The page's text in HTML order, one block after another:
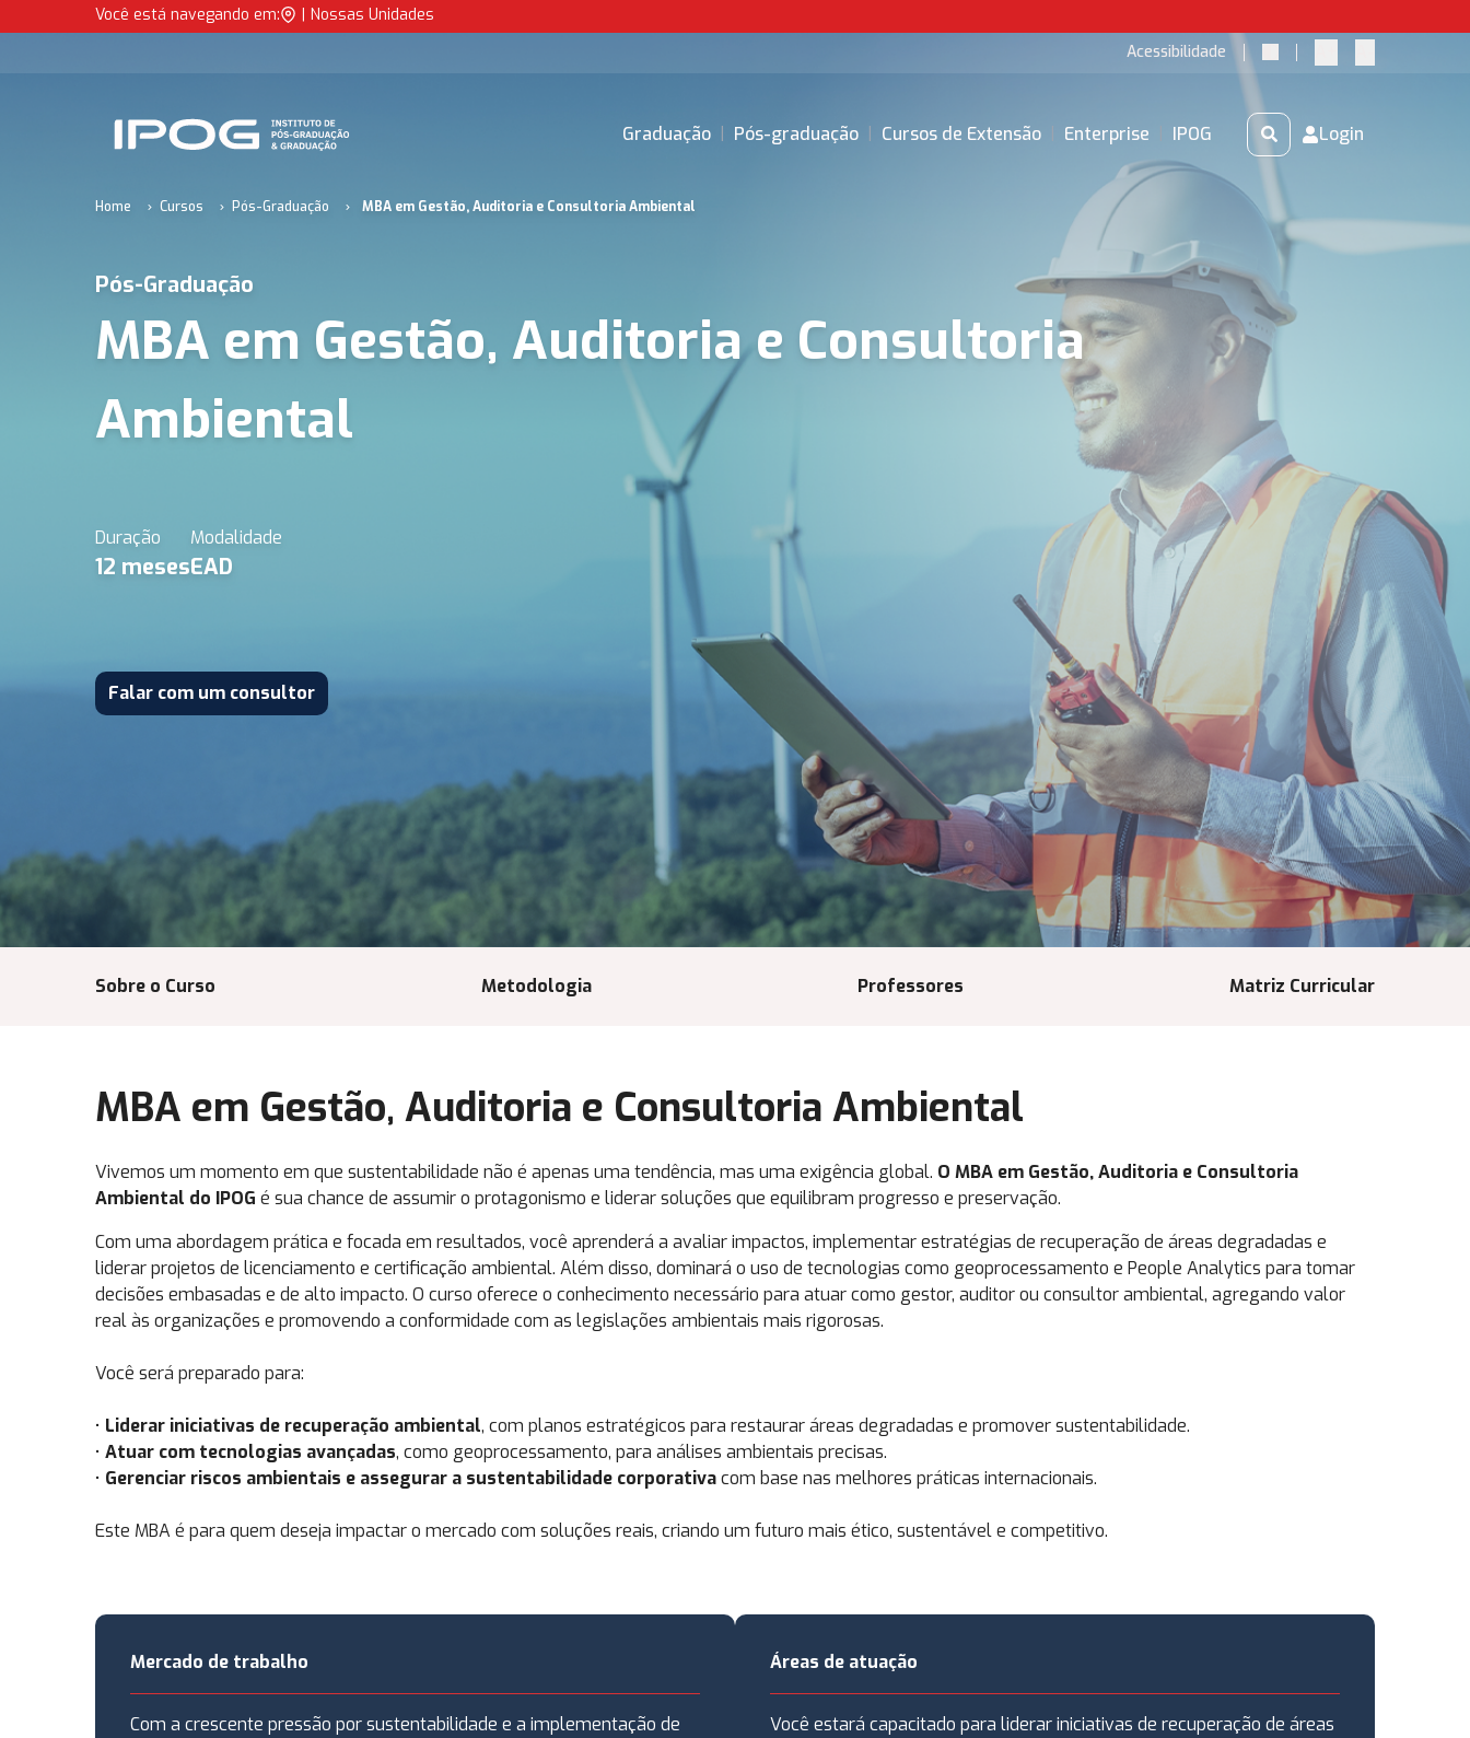
Você está navegando em: | Nossas Unidades
Acessibilidade
IPOG Graduação | Pós-graduação | Cursos de Extensão | Enterprise | IPOG Login
Home Cursos Pós-Graduação MBA em Gestão, Auditoria e Consultoria Ambiental
Pós-Graduação
MBA em Gestão, Auditoria e Consultoria
Ambiental
Duração
12 meses
Modalidade
EAD
Falar com um consultor
Sobre o Curso Metodologia Professores Matriz Curricular
MBA em Gestão, Auditoria e Consultoria Ambiental
Vivemos um momento em que sustentabilidade não é apenas uma tendência, mas uma exigência global. O MBA em Gestão, Auditoria e Consultoria
Ambiental do IPOG é sua chance de assumir o protagonismo e liderar soluções que equilibram progresso e preservação.
Com uma abordagem prática e focada em resultados, você aprenderá a avaliar impactos, implementar estratégias de recuperação de áreas degradadas e
liderar projetos de licenciamento e certificação ambiental. Além disso, dominará o uso de tecnologias como geoprocessamento e People Analytics para tomar
decisões embasadas e de alto impacto. O curso oferece o conhecimento necessário para atuar como gestor, auditor ou consultor ambiental, agregando valor
real às organizações e promovendo a conformidade com as legislações ambientais mais rigorosas.
Você será preparado para:
• Liderar iniciativas de recuperação ambiental, com planos estratégicos para restaurar áreas degradadas e promover sustentabilidade.
• Atuar com tecnologias avançadas, como geoprocessamento, para análises ambientais precisas.
• Gerenciar riscos ambientais e assegurar a sustentabilidade corporativacom base nas melhores práticas internacionais.
Este MBA é para quem deseja impactar o mercado com soluções reais, criando um futuro mais ético, sustentável e competitivo.
Mercado de trabalho
Com a crescente pressão por sustentabilidade e a implementação de
Áreas de atuação
Você estará capacitado para liderar iniciativas de recuperação de áreas
MBA em Gestão, Auditoria e Consultoria Ambiental | IPOG